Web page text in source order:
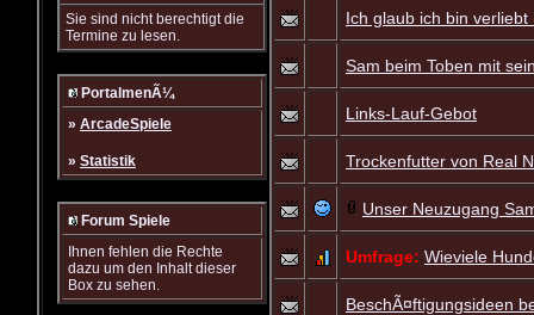
Sie sind nicht berechtigt die
Termine zu lesen.
PortalmenÃ¼
» ArcadeSpiele
» Statistik
Forum Spiele
Ihnen fehlen die Rechte
dazu um den Inhalt dieser
Box zu sehen.
Ich glaub ich bin verliebt
Sam beim Toben mit
Links-Lauf-Gebot
Trockenfutter von Real
Unser Neuzugang
Umfrage: Wieviele
BeschÃ¤ftigungsideen